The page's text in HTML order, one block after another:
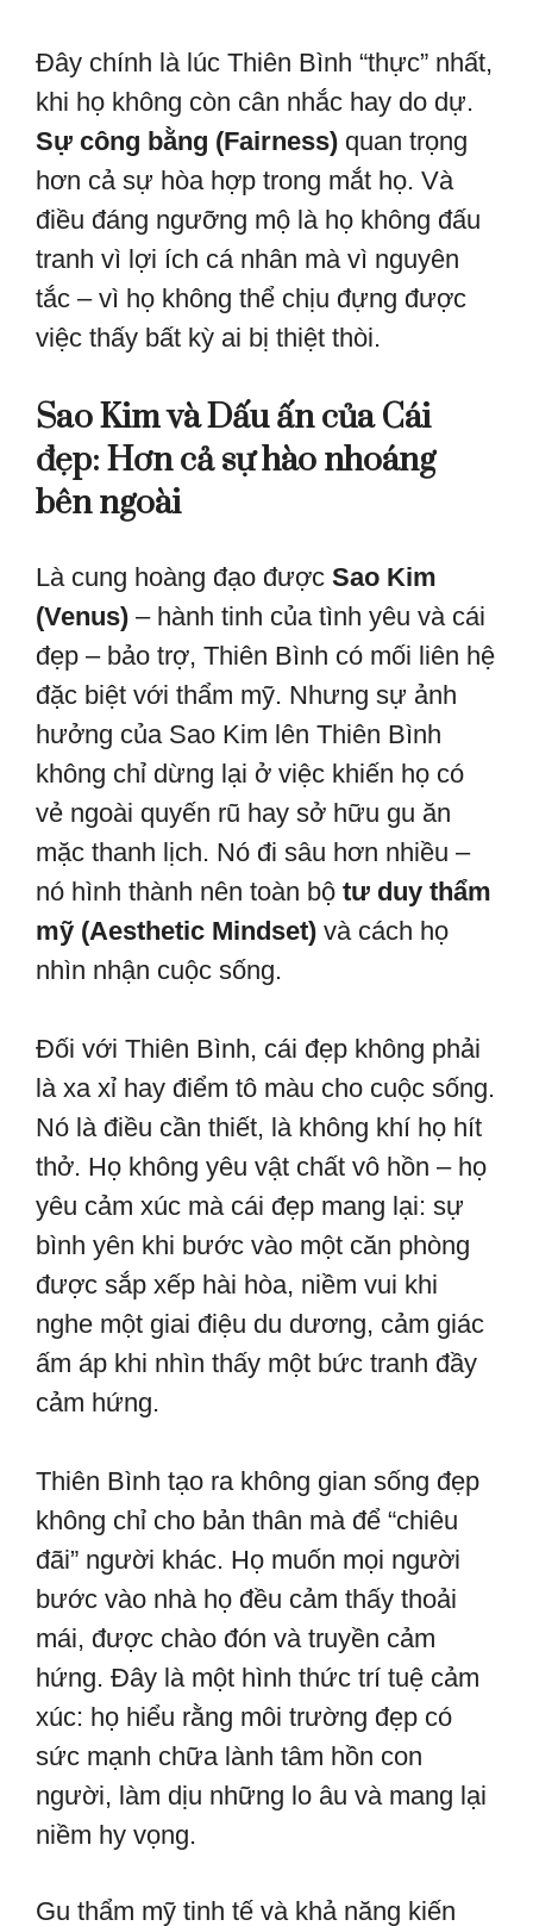
Đây chính là lúc Thiên Bình “thực” nhất,
khi họ không còn cân nhắc hay do dự.
Sự công bằng (Fairness) quan trọng
hơn cả sự hòa hợp trong mắt họ. Và
điều đáng ngưỡng mộ là họ không đấu
tranh vì lợi ích cá nhân mà vì nguyên
tắc – vì họ không thể chịu đựng được
việc thấy bất kỳ ai bị thiệt thòi.
Sao Kim và Dấu ấn của Cái
đẹp: Hơn cả sự hào nhoáng
bên ngoài
Là cung hoàng đạo được Sao Kim
(Venus) – hành tinh của tình yêu và cái
đẹp – bảo trợ, Thiên Bình có mối liên hệ
đặc biệt với thẩm mỹ. Nhưng sự ảnh
hưởng của Sao Kim lên Thiên Bình
không chỉ dừng lại ở việc khiến họ có
vẻ ngoài quyến rũ hay sở hữu gu ăn
mặc thanh lịch. Nó đi sâu hơn nhiều –
nó hình thành nên toàn bộ tư duy thẩm
mỹ (Aesthetic Mindset) và cách họ
nhìn nhận cuộc sống.
Đối với Thiên Bình, cái đẹp không phải
là xa xỉ hay điểm tô màu cho cuộc sống.
Nó là điều cần thiết, là không khí họ hít
thở. Họ không yêu vật chất vô hồn – họ
yêu cảm xúc mà cái đẹp mang lại: sự
bình yên khi bước vào một căn phòng
được sắp xếp hài hòa, niềm vui khi
nghe một giai điệu du dương, cảm giác
ấm áp khi nhìn thấy một bức tranh đầy
cảm hứng.
Thiên Bình tạo ra không gian sống đẹp
không chỉ cho bản thân mà để “chiêu
đãi” người khác. Họ muốn mọi người
bước vào nhà họ đều cảm thấy thoải
mái, được chào đón và truyền cảm
hứng. Đây là một hình thức trí tuệ cảm
xúc: họ hiểu rằng môi trường đẹp có
sức mạnh chữa lành tâm hồn con
người, làm dịu những lo âu và mang lại
niềm hy vọng.
Gu thẩm mỹ tinh tế và khả năng kiến